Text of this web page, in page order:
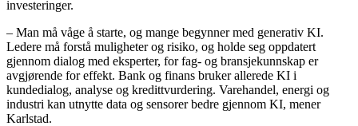
investeringer.
– Man må våge å starte, og mange begynner med generativ KI.
Ledere må forstå muligheter og risiko, og holde seg oppdatert
gjennom dialog med eksperter, for fag- og bransjekunnskap er
avgjørende for effekt. Bank og finans bruker allerede KI i
kundedialog, analyse og kredittvurdering. Varehandel, energi og
industri kan utnytte data og sensorer bedre gjennom KI, mener
Karlstad.